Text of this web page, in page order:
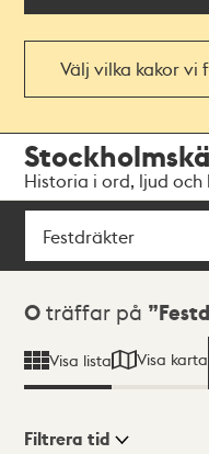
Välj vilka kakor vi
navigationen
huvudinnehållet
Historia i ord, ljud och
Sök
Sökresultat
0 träffar på
Visa lista Visa karta
Filtrera tid